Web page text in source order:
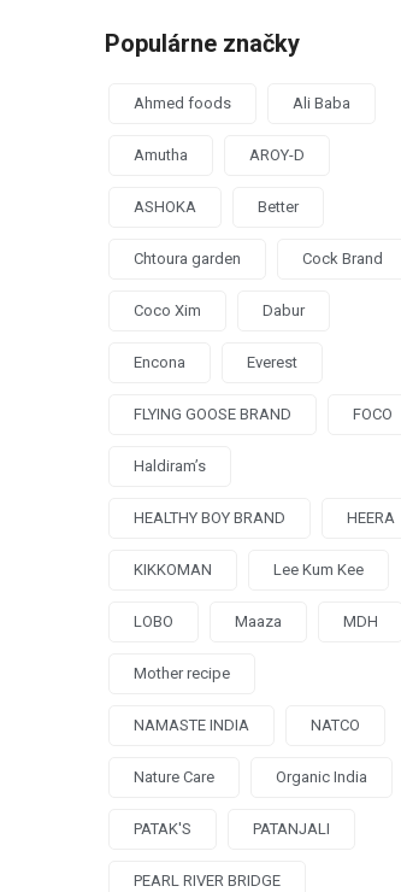
Populárne značky
Ahmed foods Ali Baba
Amutha AROY-D
ASHOKA Better
Chtoura garden Cock Brand
Coco Xim Dabur
Encona Everest
FLYING GOOSE BRAND FOCO
Haldiram’s
HEALTHY BOY BRAND HEERA
KIKKOMAN Lee Kum Kee
LOBO Maaza MDH
Mother recipe
NAMASTE INDIA NATCO
Nature Care Organic India
PATAK'S PATANJALI
PEARL RIVER BRIDGE